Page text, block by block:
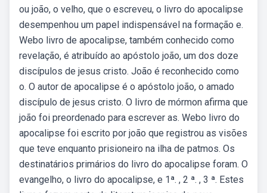
ou joão, o velho, que o escreveu, o livro do apocalipse
desempenhou um papel indispensável na formação e.
Webo livro de apocalipse, também conhecido como
revelação, é atribuído ao apóstolo joão, um dos doze
discípulos de jesus cristo. João é reconhecido como
o. O autor de apocalipse é o apóstolo joão, o amado
discípulo de jesus cristo. O livro de mórmon afirma que
joão foi preordenado para escrever as. Webo livro do
apocalipse foi escrito por joão que registrou as visões
que teve enquanto prisioneiro na ilha de patmos. Os
destinatários primários do livro do apocalipse foram. O
evangelho, o livro do apocalipse, e 1ª. , 2 ª. , 3 ª. Estes